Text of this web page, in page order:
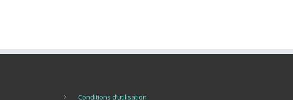
Conditions d’utilisation